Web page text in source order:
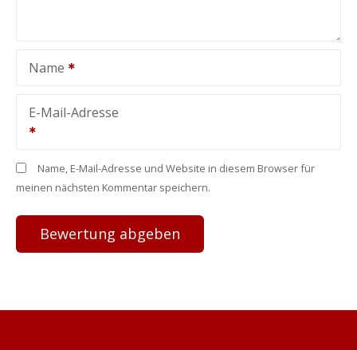
Name
E-Mail-Adresse
Name, E-Mail-Adresse und Website in diesem Browser für
meinen nächsten Kommentar speichern.